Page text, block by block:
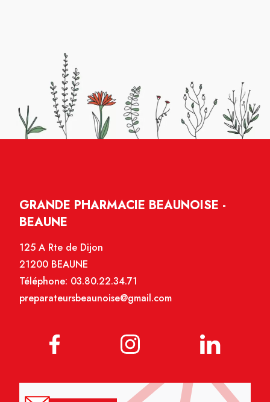
GRANDE PHARMACIE BEAUNOISE -
BEAUNE
125 A Rte de Dijon
21200 BEAUNE
Téléphone: 03.80.22.34.71
preparateursbeaunoise@gmail.com